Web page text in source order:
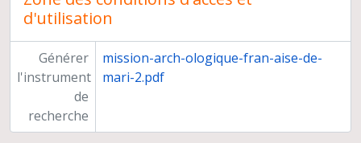
d'utilisation
Générer
l'instrument
de
recherche
mission-arch-ologique-fran-aise-de-
mari-2.pdf